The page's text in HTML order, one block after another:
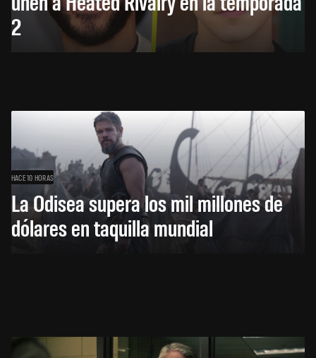
2
HACE 10 HORAS
La Odisea supera los mil millones de
dólares en taquilla mundial